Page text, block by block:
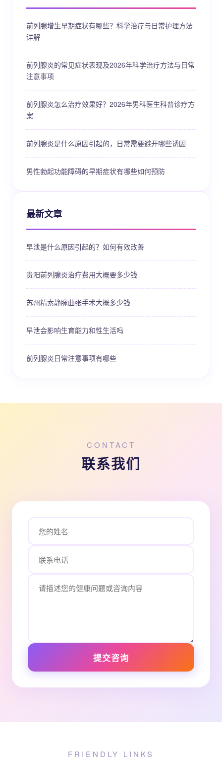
前列腺增生早期症状有哪些？科学治疗与日常护理方法
详解
前列腺炎的常见症状表现及2026年科学治疗方法与日常
注意事项
前列腺炎怎么治疗效果好？2026年男科医生科普诊疗方
案
前列腺炎是什么原因引起的，日常需要避开哪些诱因
男性勃起功能障碍的早期症状有哪些如何预防
最新文章
早泄是什么原因引起的？如何有效改善
贵阳前列腺炎治疗费用大概要多少钱
苏州精索静脉曲张手术大概多少钱
早泄会影响生育能力和性生活吗
前列腺炎日常注意事项有哪些
CONTACT
联系我们
提交咨询
FRIENDLY LINKS